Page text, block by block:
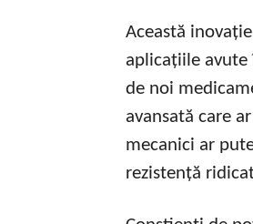
Această
aplicațiile avute
de noi
avansată care
mecanici ar
rezistență